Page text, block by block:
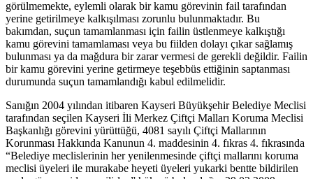
görülmemekte, eylemli olarak bir kamu görevinin fail tarafından
yerine getirilmeye kalkışılması zorunlu bulunmaktadır. Bu
bakımdan, suçun tamamlanması için failin üstlenmeye kalkıştığı
kamu görevini tamamlaması veya bu fiilden dolayı çıkar sağlamış
bulunması ya da mağdura bir zarar vermesi de gerekli değildir. Failin
bir kamu görevini yerine getirmeye teşebbüs ettiğinin saptanması
durumunda suçun tamamlandığı kabul edilmelidir.
Sanığın 2004 yılından itibaren Kayseri Büyükşehir Belediye Meclisi
tarafından seçilen Kayseri İli Merkez Çiftçi Malları Koruma Meclisi
Başkanlığı görevini yürüttüğü, 4081 sayılı Çiftçi Mallarının
Korunması Hakkında Kanunun 4. maddesinin 4. fıkras 4. fıkrasında
“Belediye meclislerinin her yenilenmesinde çiftçi mallarını koruma
meclisi üyeleri ile murakabe heyeti üyeleri yukarki bentte bildirilen